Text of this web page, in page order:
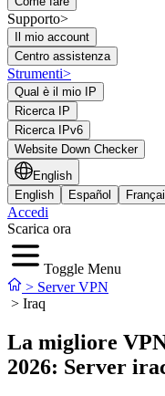
Supporto>
Il mio account
Centro assistenza
Strumenti>
Qual è il mio IP
Ricerca IP
Ricerca IPv6
Website Down Checker
English
English
Español
Accedi
Scarica ora
Toggle Menu
> Server VPN
> Iraq
La migliore
2026: Server